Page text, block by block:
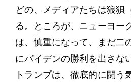
どの、メディアたちは狼狽
る。ところが、ニューヨー
は、慎重になって、まだ二
にバイデンの勝利を出さない
トランプは、徹底的に闘